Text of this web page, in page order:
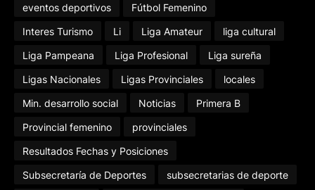
eventos deportivos
Fútbol Femenino
Interes Turismo
Li Liga Amateur
liga cultural
Liga Pampeana
Liga Profesional
Liga sureña
Ligas Nacionales
Ligas Provinciales
locales
Min. desarrollo social
Noticias
Primera B
Provincial femenino
provinciales
Resultados Fechas y Posiciones
Subsecretaría de Deportes
subsecretarias de deporte